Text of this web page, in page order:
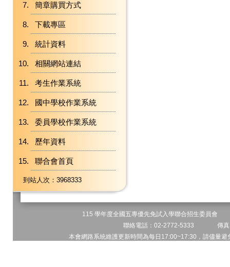
簡章購買方式
下載專區
統計資料
相關網站連結
考生作業系統
國中學校作業系統
委員學校作業系統
歷年資料
聯合會首頁
到站人次：3968333
115 學年度全國五專優先免試入學聯合招生委員會
聯絡電話：02-2772-5333 傳
本會網路系統維護更新時間為每日17:00~17:30，請儘量